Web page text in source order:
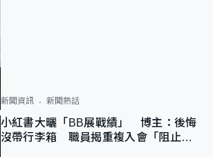
新聞資訊 新聞熱話
小紅書大曬「BB展戰績」 博主：後悔
沒帶行李箱 職員揭重複入會「阻止唔